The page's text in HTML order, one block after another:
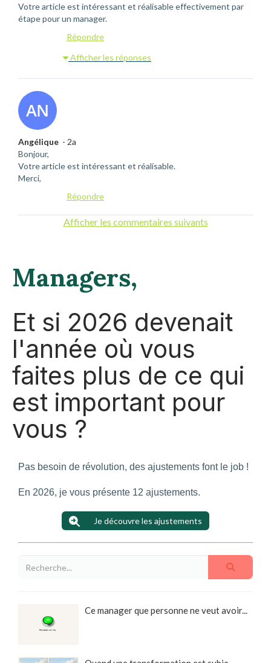
Votre article est intéressant et réalisable effectivement par
étape pour un manager.
Répondre
Afficher les réponses
Angélique - 2a
Bonjour,
Votre article est intéressant et réalisable.
Merci,
Répondre
Afficher les commentaires suivants
Managers,
Et si 2026 devenait
l'année où vous
faites plus de ce qui
est important pour
vous ?
Pas besoin de révolution, des ajustements font le job !
En 2026, je vous présente 12 ajustements.
Je découvre les ajustements
Ce manager que personne ne veut avoir...